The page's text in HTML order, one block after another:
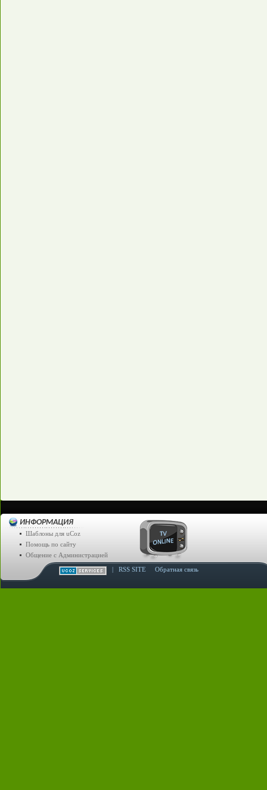
ИНФОРМАЦИЯ
Шаблоны для uСoz
Помощь по сайту
Общение с Администрацией
|
RSS SITE Обратная связь